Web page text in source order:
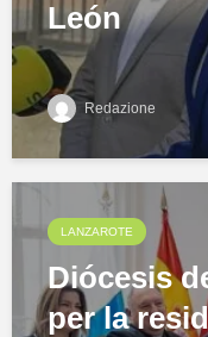
León
Redazione
LANZAROTE
Diócesis
per la